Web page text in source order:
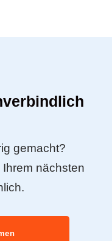
gemacht?
nächsten